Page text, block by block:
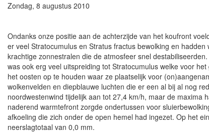
Zondag, 8 augustus 2010
Ondanks onze positie aan de achterzijde van het koufront
er veel Stratocumulus en Stratus fractus bewolking en
krachtige zonnestralen die de atmosfeer snel
was ook erg veel uitspreiding tot Stratocumulus welke voor
het oosten op te houden waar ze plaatselijk voor
wolkenvelden en diepblauwe luchten die er een al bij al nog
noordwestenwind tijdelijk aan tot 27,4 km/h, maar de
naderend warmtefront zorgde ondertussen voor
afkoeling die zich onder de open hemel had ingezet. Op het
neerslagtotaal van 0,0 mm.